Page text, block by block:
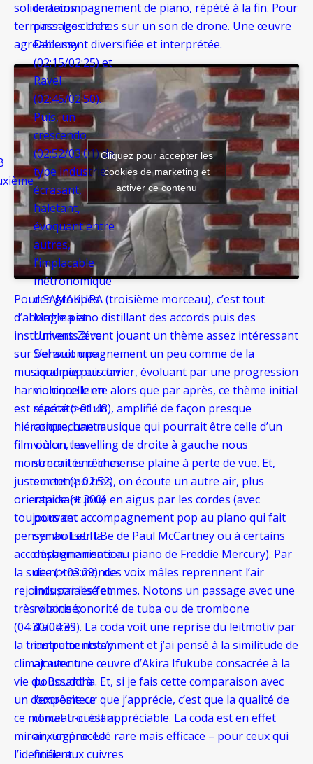
solide accompagnement de piano, répété à la fin. Pour
terminer les cloches sur un son de drone. Une œuvre
agréablement diversifiée et interprétée.
certains
passages chez
Debussy
(02:15/02:25) et
Ravel
(02:45/02:50).
Puis, un
crescendo
(02:52/03:01) de
type industriel,
écrasant,
haletant,
évoquant entre
autres,
l’implacable
métronomique
des groupes
Magma et
Univers Zéro.
S’ensuit une
accalmie puis un
violoncelle en
staccato et un
contrechant au
violon, les
sonorités rêches
sur tempo très
rapide (± 300)
pouvant
symboliser la
déshumanisation
de notre monde
industrialisé et
robotisé;
d’autres
instruments s’y
ajoutent
poussant à
l’extrême ce
climat troublant,
anxiogène. La
finale aux cuivres
Cliquez pour accepter les
cookies de marketing et
activer ce contenu
Pour SAMAKURA (troisième morceau), c’est tout
d’abord le piano distillant des accords puis des
instruments à vent jouant un thème assez intéressant
sur bel accompagnement un peu comme de la
musique pop au clavier, évoluant par une progression
harmonique lente alors que par après, ce thème initial
est répété (>01:48), amplifié de façon presque
hiératique, une musique qui pourrait être celle d’un
film où un travelling de droite à gauche nous
montrerait une immense plaine à perte de vue. Et,
justement (> 02:52), on écoute un autre air, plus
orientalisant joué en aigus par les cordes (avec
toujours cet accompagnement pop au piano qui fait
penser au Let It Be de Paul McCartney ou à certains
accompagnements au piano de Freddie Mercury). Par
la suite (> 03:29), des voix mâles reprennent l’air
rejoints par les femmes. Notons un passage avec une
très vilaine sonorité de tuba ou de trombone
(04:30/04:39). La coda voit une reprise du leitmotiv par
la trompette notamment et j’ai pensé à la similitude de
climat avec une œuvre d’Akira Ifukube consacrée à la
vie du Bouddha. Et, si je fais cette comparaison avec
un compositeur que j’apprécie, c’est que la qualité de
ce morceau-ci est appréciable. La coda est en effet
miroir, un procédé rare mais efficace – pour ceux qui
l’identifient.